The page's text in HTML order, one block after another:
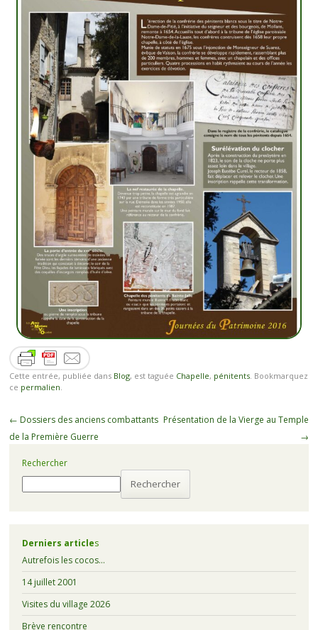
Cette entrée, publiée dans Blog, est taguée Chapelle, pénitents. Bookmarquez
ce permalien
← Dossiers des anciens combattants
de la Première Guerre
Présentation de la Vierge au Temple
→
Rechercher
Rechercher
Derniers articles
Autrefois les cocos…
14 juillet 2001
Visites du village 2026
Brève rencontre